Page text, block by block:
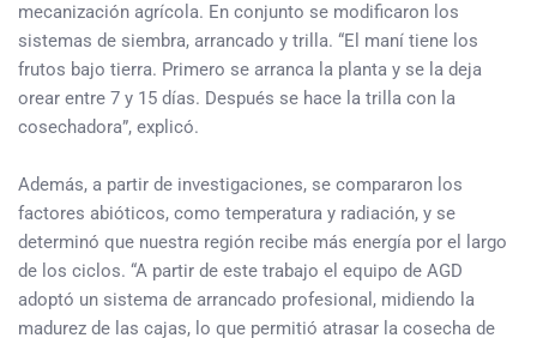
mecanización agrícola. En conjunto se modificaron los
sistemas de siembra, arrancado y trilla. “El maní tiene los
frutos bajo tierra. Primero se arranca la planta y se la deja
orear entre 7 y 15 días. Después se hace la trilla con la
cosechadora”, explicó.
Además, a partir de investigaciones, se compararon los
factores abióticos, como temperatura y radiación, y se
determinó que nuestra región recibe más energía por el largo
de los ciclos. “A partir de este trabajo el equipo de AGD
adoptó un sistema de arrancado profesional, midiendo la
madurez de las cajas, lo que permitió atrasar la cosecha de